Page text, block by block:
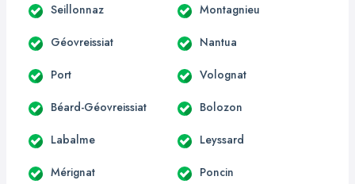
Seillonnaz Montagnieu
Géovreissiat Nantua
Port Volognat
Béard-Géovreissiat Bolozon
Labalme Leyssard
Mérignat Poncin